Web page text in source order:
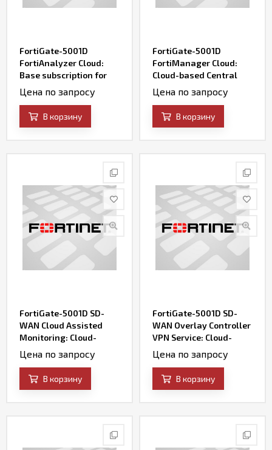
FortiGate-5001D
FortiAnalyzer Cloud:
Base subscription for
Cloud-based Events
Management &
Analytics Service
Цена по запросу
В корзину
FortiGate-5001D
FortiManager Cloud:
Cloud-based Central
Management &
Orchestration Service
Цена по запросу
В корзину
FortiGate-5001D SD-
WAN Cloud Assisted
Monitoring: Cloud-
based SD-WAN
Bandwidth & Quality
Monitoring Service
Цена по запросу
В корзину
FortiGate-5001D SD-
WAN Overlay Controller
VPN Service: Cloud-
based SD-WAN VPN
Overlay Service &
Portal
Цена по запросу
В корзину